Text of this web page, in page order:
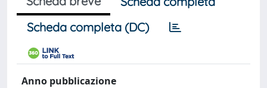
Scheda completa (DC)
Anno pubblicazione